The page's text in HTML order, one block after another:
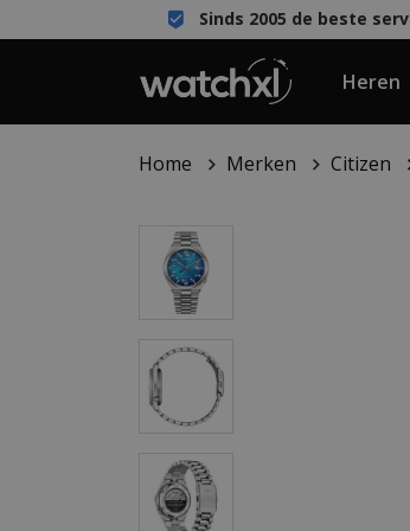
Sinds 2005 de beste
Heren
Home Merken Citizen